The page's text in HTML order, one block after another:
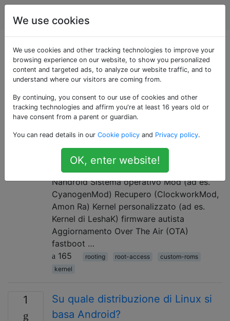
Android
Domande taggate
«kernel»
9
Qual è la differenza tra: Rooting,
Jailbreak, ROM, Mod, ecc.?
Qual è la differenza tra: Sblocco del
non tutte, altre cose di seguito)
radicamento evasione rom NAND e
Nandroid Sistema operativo Mod (ad es.
CyanogenMod) Recupero (ClockworkMod,
Amon Ra) Kernel personalizzato (ad es.
Kernel di LeshaK) firmware autista
Aggiornamento Over The Air (OTA)
fastboot …
165
rooting root-access
custom-roms
kernel
1
Su quale distribuzione di Linux si
basa Android?
We use cookies
We use cookies and other tracking technologies to improve your
browsing experience on our website, to show you personalized
content and targeted ads, to analyze our website traffic, and to
understand where our visitors are coming from.
By continuing, you consent to our use of cookies and other
tracking technologies and affirm you're at least 16 years old or
have consent from a parent or guardian.
You can read details in our Cookie policy and Privacy policy.
OK, enter website!